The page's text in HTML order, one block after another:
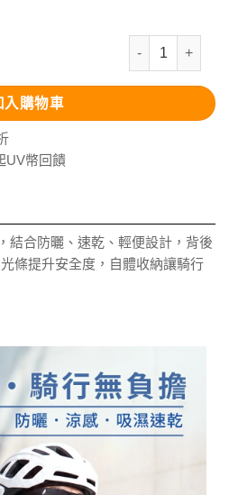
抗UV-Apex涼
入購物車
UV幣回饋
結合防曬、速乾、輕便設計，背後
條提升安全度，自體收納讓騎行